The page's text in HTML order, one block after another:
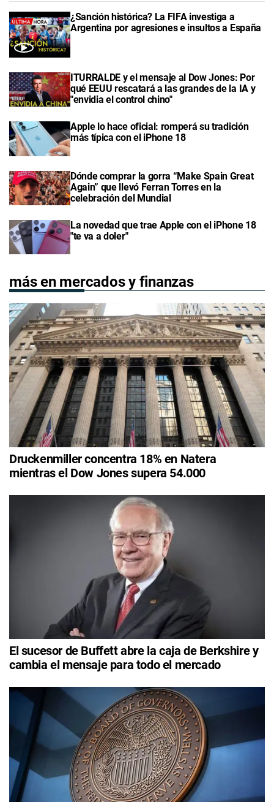
¿Sanción histórica? La FIFA investiga a
Argentina por agresiones e insultos a España
ITURRALDE y el mensaje al Dow Jones: Por
qué EEUU rescatará a las grandes de la IA y
"envidia el control chino"
Apple lo hace oficial: romperá su tradición
más típica con el iPhone 18
Dónde comprar la gorra “Make Spain Great
Again” que llevó Ferran Torres en la
celebración del Mundial
La novedad que trae Apple con el iPhone 18
"te va a doler"
más en mercados y finanzas
Druckenmiller concentra 18% en Natera
mientras el Dow Jones supera 54.000
El sucesor de Buffett abre la caja de Berkshire y
cambia el mensaje para todo el mercado